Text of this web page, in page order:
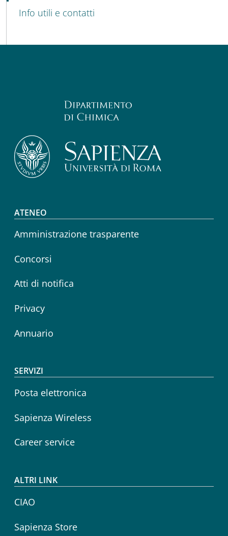
Info utili e contatti
Footer menu
ATENEO
Amministrazione trasparente
Concorsi
Atti di notifica
Privacy
Annuario
SERVIZI
Posta elettronica
Sapienza Wireless
Career service
ALTRI LINK
CIAO
Sapienza Store